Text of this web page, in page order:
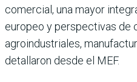
comercial, una mayor
europeo y perspectivas de
agroindustriales,
detallaron desde el MEF.